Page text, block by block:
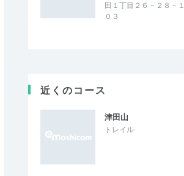
田１丁目２６－２８－１
０３
近くのコース
津田山
トレイル